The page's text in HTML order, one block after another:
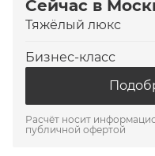
Сейчас в
Тяжёлый люкс
Бизнес-класс
Расчёт носит
публичной офертой